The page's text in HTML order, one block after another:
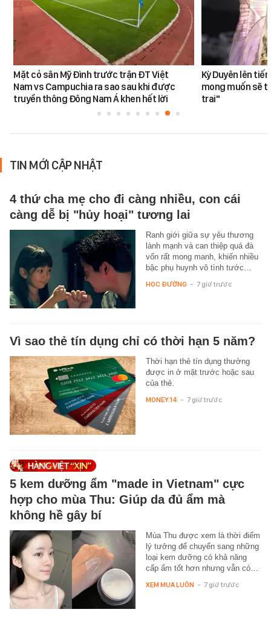
Mặt cỏ sân Mỹ Đình trước trận ĐT Việt
Nam vs Campuchia ra sao sau khi được
truyền thông Đông Nam Á khen hết lời
Kỳ Duyên lên
mong muốn sẽ
trai"
TIN MỚI CẬP NHẬT
4 thứ cha mẹ cho đi càng nhiều, con cái
càng dễ bị "hủy hoại" tương lai
Ranh giới giữa sự yêu thương
lành mạnh và can thiệp quá đà
vốn rất mong manh, khiến nhiều
bậc phụ huynh vô tình tước…
HỌC ĐƯỜNG - 7 giờ trước
Vì sao thẻ tín dụng chỉ có thời hạn 5 năm?
Thời hạn thẻ tín dụng thường
được in ở mặt trước hoặc sau
của thẻ.
MONEY.14 - 7 giờ trước
5 kem dưỡng ẩm "made in Vietnam" cực
hợp cho mùa Thu: Giúp da đủ ẩm mà
không hề gây bí
Mùa Thu được xem là thời điểm
lý tưởng để chuyển sang những
loại kem dưỡng có khả năng
cấp ẩm tốt hơn nhưng vẫn có…
XEM MUA LUÔN - 7 giờ trước